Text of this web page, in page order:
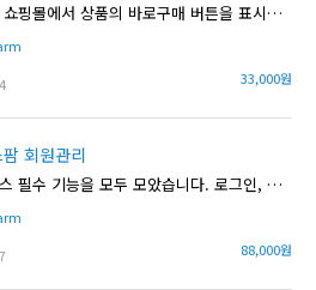
우커머스 쇼핑몰에서 상품의 바로구매 버튼을 표시할 수 있습니다.
33,000원
회원관리
워드프레스 필수 기능을 모두 모았습니다. 로그인, 회원가입, 정기배송, 정기구독, 정기결제, 소셜로그인, SMS 문자 등 모든 기능이 포함된 플러그인입니다.
88,000원